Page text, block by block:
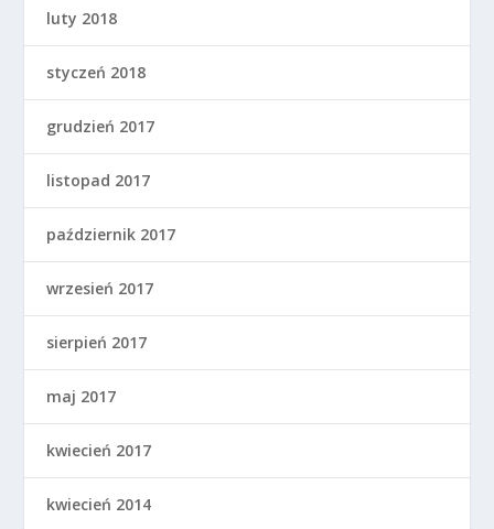
luty 2018
styczeń 2018
grudzień 2017
listopad 2017
październik 2017
wrzesień 2017
sierpień 2017
maj 2017
kwiecień 2017
kwiecień 2014